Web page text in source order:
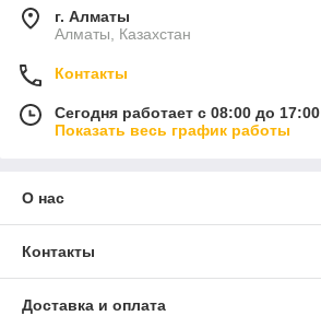
г. Алматы
Алматы, Казахстан
Контакты
Сегодня работает с 08:00 до 17:00
Показать весь график работы
О нас
Контакты
Доставка и оплата